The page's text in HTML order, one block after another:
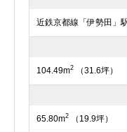
近鉄京都線「伊勢田
104.49m2 （31.6坪）
65.80m2 （19.9坪）